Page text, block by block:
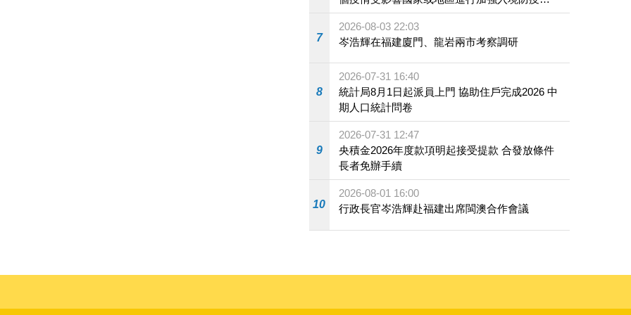
施
7
2026-08-03 22:03
岑浩輝在福建廈門、龍岩兩市考察調研
8
2026-07-31 16:40
統計局8月1日起派員上門 協助住戶完成2026 中
期人口統計問卷
9
2026-07-31 12:47
央積金2026年度款項明起接受提款 合發放條件
長者免辦手續
10
2026-08-01 16:00
行政長官岑浩輝赴福建出席閩澳合作會議